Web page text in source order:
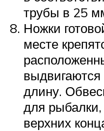
трубы в 25
Ножки
месте
длину.
для
верхних